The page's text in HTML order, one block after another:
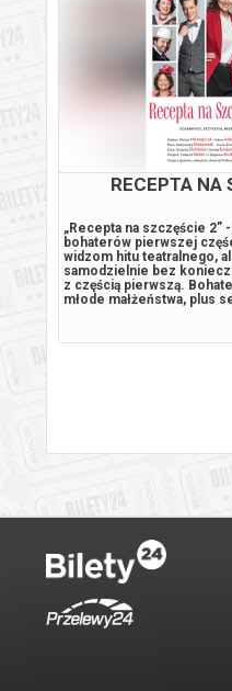
RECEPTA NA
„Recepta na szczęście 2”
bohaterów pierwszej
widzom hitu teatralnego,
samodzielnie bez
z częścią pierwszą.
młode małżeństwa, plus
terapeutki i Doktor w
zderzają się z prozą
świeżo upieczonych